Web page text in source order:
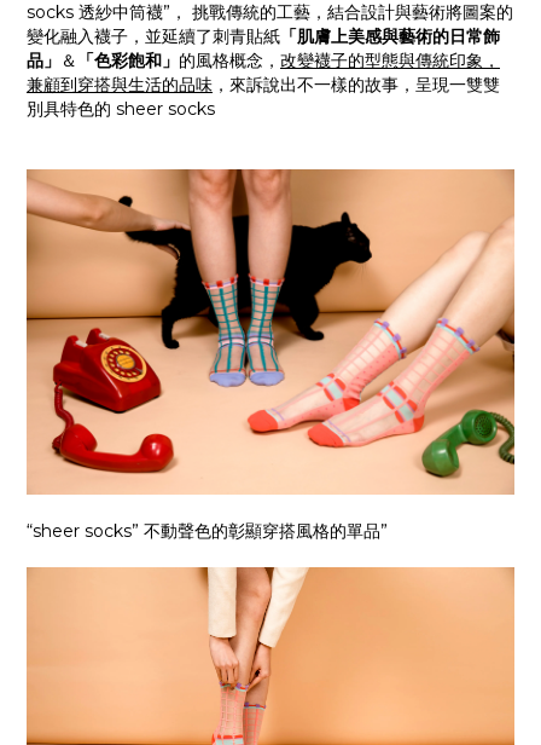
socks 透紗中筒襪”， 挑戰傳統的工藝，結合設計與藝術將圖案的
變化融入襪子，並延續了刺青貼紙 「肌膚上美感與藝術的日常飾
品」 ＆ 「色彩飽和」 的風格概念， 改變襪子的型態與傳統印象，
兼顧到穿搭與生活的品味 ，來訴說出不一樣的故事，呈現一雙雙
別具特色的 sheer socks
“sheer socks” 不動聲色的彰顯穿搭風格的單品”